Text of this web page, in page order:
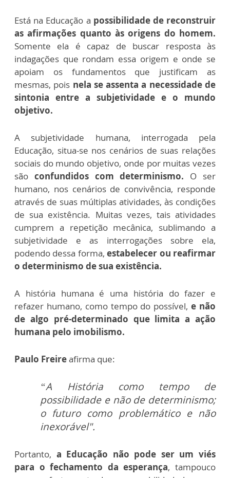
Está na Educação a possibilidade de reconstruir
as afirmações quanto às origens do homem.
Somente ela é capaz de buscar resposta às
indagações que rondam essa origem e onde se
apoiam os fundamentos que justificam as
mesmas, pois nela se assenta a necessidade de
sintonia entre a subjetividade e o mundo
objetivo.
A subjetividade humana, interrogada pela
Educação, situa-se nos cenários de suas relações
sociais do mundo objetivo, onde por muitas vezes
são confundidos com determinismo. O ser
humano, nos cenários de convivência, responde
através de suas múltiplas atividades, às condições
de sua existência. Muitas vezes, tais atividades
cumprem a repetição mecânica, sublimando a
subjetividade e as interrogações sobre ela,
podendo dessa forma,estabelecer ou reafirmar
o determinismo de sua existência.
A história humana é uma história do fazer e
refazer humano, como tempo do possível, e não
de algo pré-determinado que limita a ação
humana pelo imobilismo.
Paulo Freireafirma que:
“A História como tempo de
possibilidade e não de determinismo;
o futuro como problemático e não
inexorável".
Portanto, a Educação não pode ser um viés
para o fechamento da esperança, tampouco